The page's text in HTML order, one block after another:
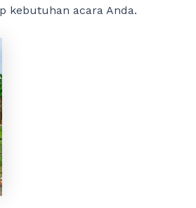
kebutuhan acara Anda.